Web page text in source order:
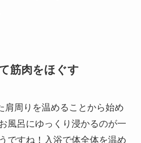
筋肉をほぐす
肩周りを温めることから始め
風呂にゆっくり浸かるのが一
ですね！入浴で体全体を温め